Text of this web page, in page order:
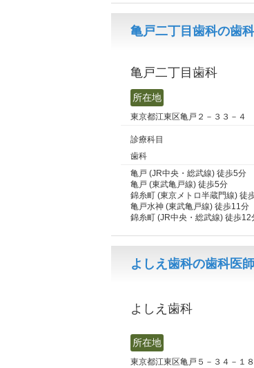
亀戸二丁目歯科の歯
亀戸二丁目歯科
所在地
東京都江東区亀戸２－３３－４
診療科目
歯科
亀戸 (JR中央・総武線) 徒歩5分
亀戸 (東武亀戸線) 徒歩5分
錦糸町 (東京メトロ半蔵門線) 徒
亀戸水神 (東武亀戸線) 徒歩11分
錦糸町 (JR中央・総武線) 徒歩12
よしえ歯科の歯科医
よしえ歯科
所在地
東京都江東区亀戸５－３４－１